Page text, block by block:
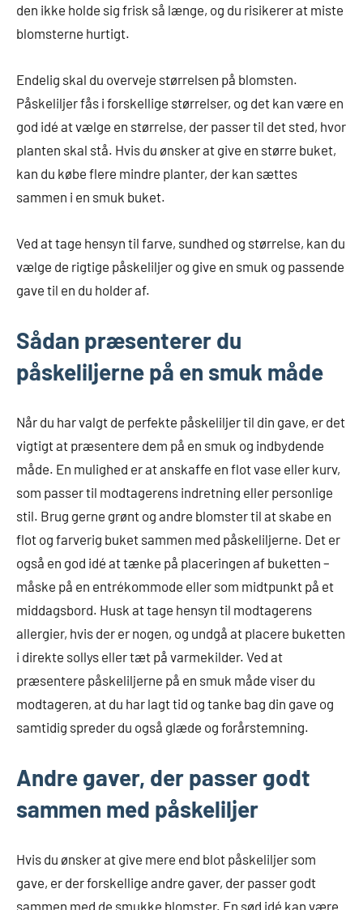
den ikke holde sig frisk så længe, og du risikerer at miste
blomsterne hurtigt.
Endelig skal du overveje størrelsen på blomsten.
Påskeliljer fås i forskellige størrelser, og det kan være en
god idé at vælge en størrelse, der passer til det sted, hvor
planten skal stå. Hvis du ønsker at give en større buket,
kan du købe flere mindre planter, der kan sættes
sammen i en smuk buket.
Ved at tage hensyn til farve, sundhed og størrelse, kan du
vælge de rigtige påskeliljer og give en smuk og passende
gave til en du holder af.
Sådan præsenterer du
påskeliljerne på en smuk måde
Når du har valgt de perfekte påskeliljer til din gave, er det
vigtigt at præsentere dem på en smuk og indbydende
måde. En mulighed er at anskaffe en flot vase eller kurv,
som passer til modtagerens indretning eller personlige
stil. Brug gerne grønt og andre blomster til at skabe en
flot og farverig buket sammen med påskeliljerne. Det er
også en god idé at tænke på placeringen af buketten –
måske på en entrékommode eller som midtpunkt på et
middagsbord. Husk at tage hensyn til modtagerens
allergier, hvis der er nogen, og undgå at placere buketten
i direkte sollys eller tæt på varmekilder. Ved at
præsentere påskeliljerne på en smuk måde viser du
modtageren, at du har lagt tid og tanke bag din gave og
samtidig spreder du også glæde og forårstemning.
Andre gaver, der passer godt
sammen med påskeliljer
Hvis du ønsker at give mere end blot påskeliljer som
gave, er der forskellige andre gaver, der passer godt
sammen med de smukke blomster. En sød idé kan være